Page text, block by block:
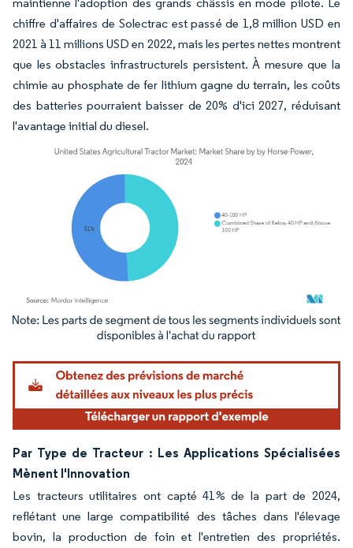
chiffre d'affaires de Solectrac est passé de 1,8 million USD en
2021 à 11 millions USD en 2022, mais les pertes nettes montrent
que les obstacles infrastructurels persistent. À mesure que la
chimie au phosphate de fer lithium gagne du terrain, les coûts
des batteries pourraient baisser de 20% d'ici 2027, réduisant
l'avantage initial du diesel.
Image © Mordor Intelligence. La réutilisation nécessite une attribution sous CC BY
Par Type de Tracteur : Les Applications Spécialisées
Mènent l'Innovation
Les tracteurs utilitaires ont capté 41% de la part de 2024,
reflétant une large compatibilité des tâches dans l'élevage
bovin, la production de foin et l'entretien des propriétés.